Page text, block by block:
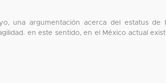
una argumentación acerca del estatus de
en este sentido, en el México actual